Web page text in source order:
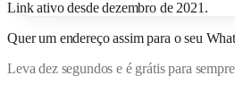
Link ativo desde dezembro de 2021 .
Quer um endereço assim para o seu
Leva dez segundos e é grátis para